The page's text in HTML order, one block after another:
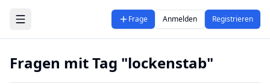
Zum Hauptinhalt springen
Frage Anmelden Registrieren
Fragen mit Tag "lockenstab"